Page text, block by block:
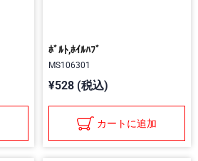
ﾎﾞﾙﾄ,ﾎｲﾙﾊﾌﾞ
MS106301
¥528 (税込)
カートに追加